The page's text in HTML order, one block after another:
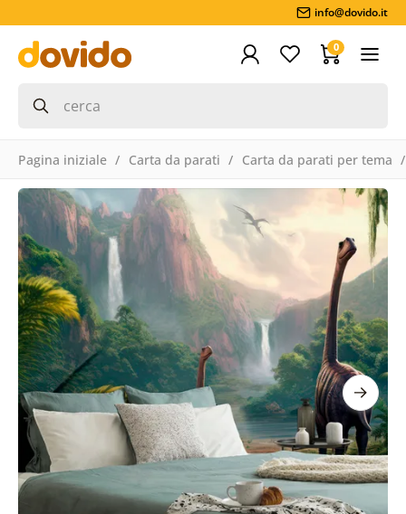
info@dovido.it
0
Pagina iniziale Carta da parati Carta da parati per tema